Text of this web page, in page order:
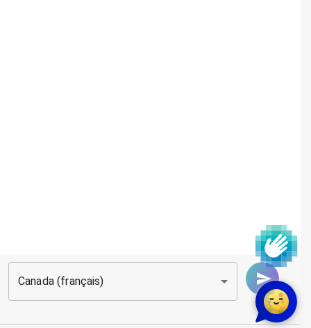
Canada (français)